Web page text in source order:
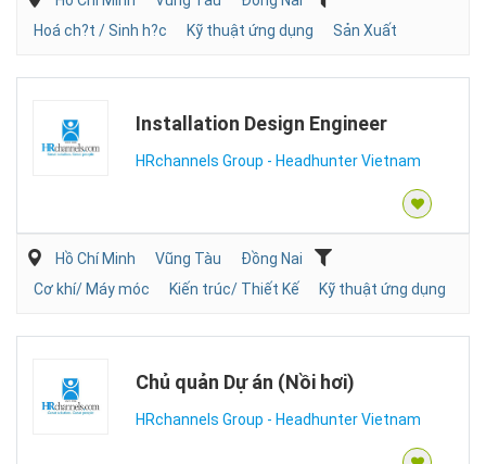
Hoá ch?t / Sinh h?c
Kỹ thuật ứng dụng Sản Xuất
Installation Design Engineer
HRchannels Group - Headhunter Vietnam
Hồ Chí Minh Vũng Tàu
Đồng Nai
Cơ khí/ Máy móc
Kiến trúc/ Thiết Kế Kỹ thuật ứng dụng
Chủ quản Dự án (Nồi hơi)
HRchannels Group - Headhunter Vietnam